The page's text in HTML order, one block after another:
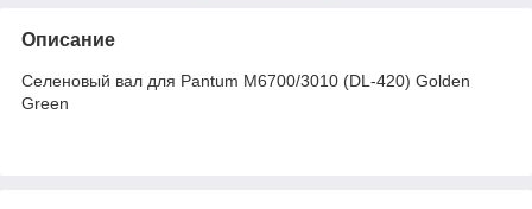
Описание
Селеновый вал для Pantum M6700/3010 (DL-420) Golden
Green